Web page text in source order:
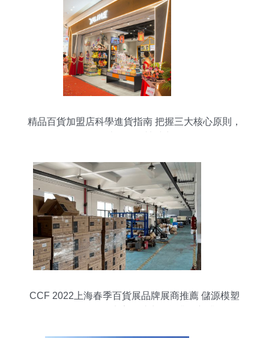
精品百貨加盟店科學進貨指南 把握三大核心原則，
CCF 2022上海春季百貨展品牌展商推薦 儲源模塑